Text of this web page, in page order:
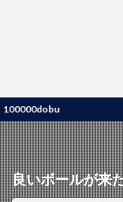
良いボールが来